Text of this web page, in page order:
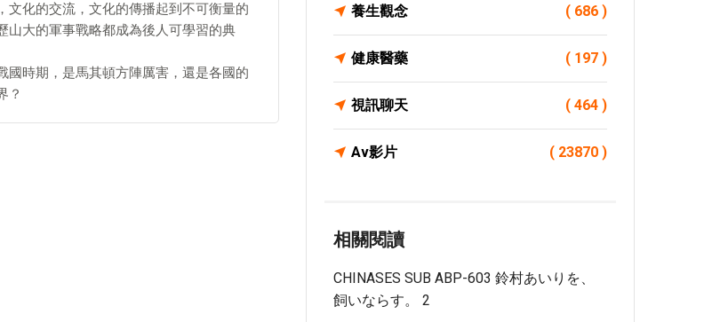
文化的交流，文化的傳播起到不可衡量的
山大的軍事戰略都成為後人可學習的典
國時期，是馬其頓方陣厲害，還是各國的
？
養生觀念 ( 686 )
健康醫藥 ( 197 )
視訊聊天 ( 464 )
Av影片 ( 23870 )
相關閱讀
CHINASES SUB ABP-603 鈴村あいりを、
飼いならす。 2